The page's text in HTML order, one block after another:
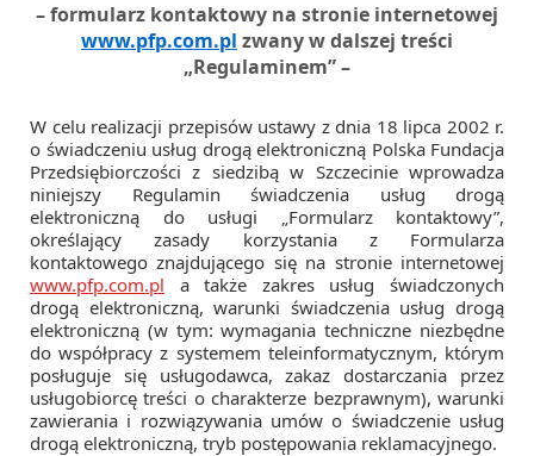
– formularz kontaktowy na stronie internetowej
www.pfp.com.pl zwany w dalszej treści
„Regulaminem” –
W celu realizacji przepisów ustawy z dnia 18 lipca 2002 r.
o świadczeniu usług drogą elektroniczną Polska Fundacja
Przedsiębiorczości z siedzibą w Szczecinie wprowadza
niniejszy Regulamin świadczenia usług drogą
elektroniczną do usługi „Formularz kontaktowy”,
określający zasady korzystania z Formularza
kontaktowego znajdującego się na stronie internetowej
www.pfp.com.pl a także zakres usług świadczonych
drogą elektroniczną, warunki świadczenia usług drogą
elektroniczną (w tym: wymagania techniczne niezbędne
do współpracy z systemem teleinformatycznym, którym
posługuje się usługodawca, zakaz dostarczania przez
usługobiorcę treści o charakterze bezprawnym), warunki
zawierania i rozwiązywania umów o świadczenie usług
drogą elektroniczną, tryb postępowania reklamacyjnego.